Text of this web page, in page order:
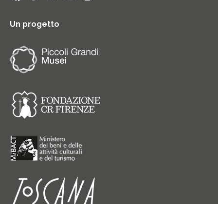
Un progetto